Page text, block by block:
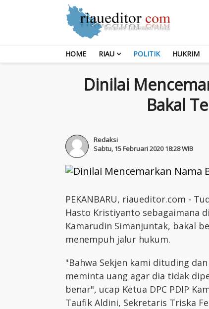
HOME RIAU POLITIK HUKRIM
Dinilai
Bakal
Redaksi
Sabtu, 15 Februari 2020 18:28 WIB
PEKANBARU, riaueditor.com -
Hasto Kristiyanto sebagaimana
Kamarudin Simanjuntak, bakal
menempuh jalur hukum.
"Bahwa Sekjen kami dituding
meminta uang agar dia tidak
benar", ucap Ketua DPC PDIP
Taufik Aldini, Sekretaris Triska